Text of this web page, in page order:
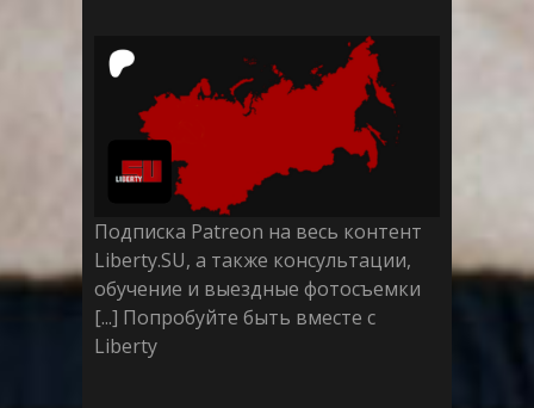
Подписка Patreon на весь контент
Liberty.SU, а также консультации,
обучение и выездные фотосъемки
[...] Попробуйте быть вместе с
Liberty